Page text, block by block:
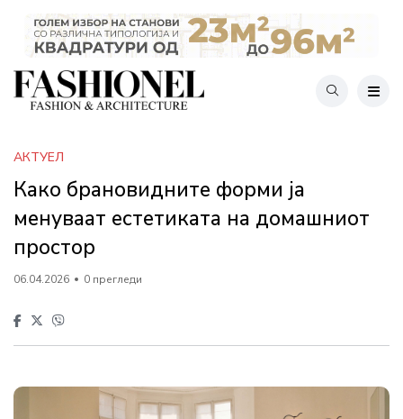
АКТУЕЛ
Како брановидните форми ја
менуваат естетиката на домашниот
простор
06.04.2026 0 прегледи